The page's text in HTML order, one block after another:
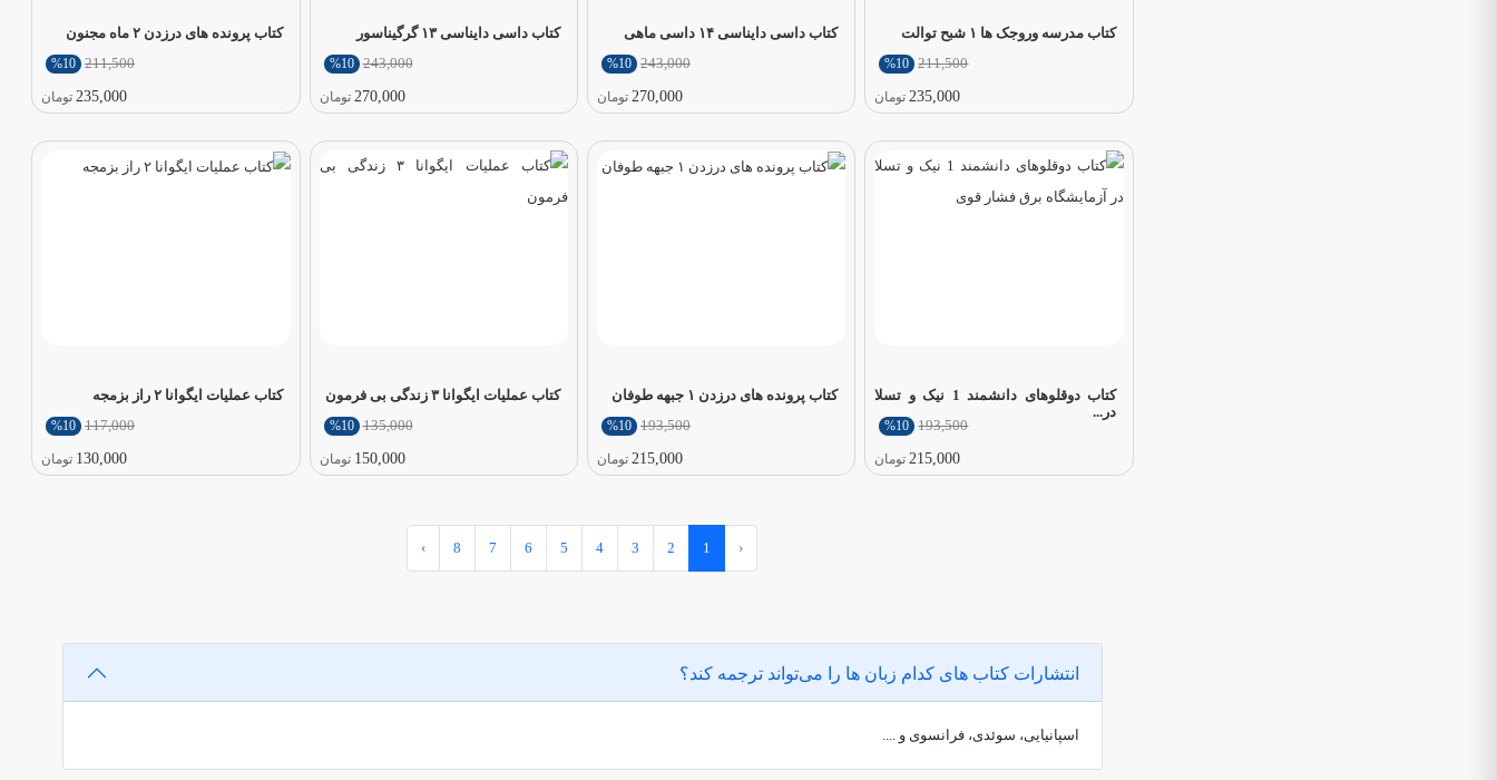
کتاب مدرسه‌ وروجک ها ۱ شبح توالت
211,500
%10
235,000 تومان
کتاب داسی دایناسی ۱۴ داسی ماهی
243,000
%10
270,000 تومان
کتاب داسی دایناسی ۱۳ گرگیناسور
243,000
%10
270,000 تومان
کتاب پرونده های درزدن ۲ ماه مجنون
211,500
%10
235,000 تومان
کتاب دوقلوهای دانشمند 1 نیک و تسلا
در...
193,500
%10
215,000 تومان
کتاب پرونده های درزدن ۱ جبهه‌ طوفان
193,500
%10
215,000 تومان
کتاب عملیات ایگوانا ۳ زندگی بی فرمون
135,000
%10
150,000 تومان
کتاب عملیات ایگوانا ۲ راز بزمجه
117,000
%10
130,000 تومان
‹
1
2
3
4
5
6
7
8
›
انتشارات کتاب های کدام زبان ها را می‌تواند ترجمه کند؟
اسپانیایی، سوئدی، فرانسوی و ....